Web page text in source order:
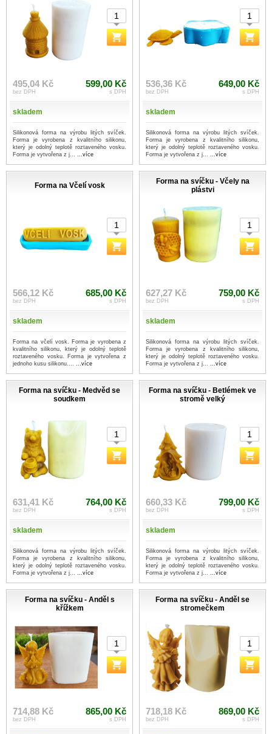
495,04 Kč
bez DPH
599,00 Kč
s DPH
skladem
Silikonová forma na výrobu litých svíček.
Forma je vyrobena z kvalitního silikonu,
který je odolný teplotě roztaveného vosku.
Forma je vytvořena z j... ...více
536,36 Kč
bez DPH
649,00 Kč
s DPH
skladem
Silikonová forma na výrobu litých svíček.
Forma je vyrobena z kvalitního silikonu,
který je odolný teplotě roztaveného vosku.
Forma je vytvořena z j... ...více
Forma na Včelí vosk
566,12 Kč
bez DPH
685,00 Kč
s DPH
skladem
Forma na včelí vosk. Forma je vyrobena z
kvalitního silikonu, který je odolný teplotě
roztaveného vosku. Forma je vytvořena z
jednoho kusu silikonu.... ...více
Forma na svíčku - Včely na
plástvi
627,27 Kč
bez DPH
759,00 Kč
s DPH
skladem
Silikonová forma na výrobu litých svíček.
Forma je vyrobena z kvalitního silikonu,
který je odolný teplotě roztaveného vosku.
Forma je vytvořena z j... ...více
Forma na svíčku - Medvěd se
soudkem
631,41 Kč
bez DPH
764,00 Kč
s DPH
skladem
Silikonová forma na výrobu litých svíček.
Forma je vyrobena z kvalitního silikonu,
který je odolný teplotě roztaveného vosku.
Forma je vytvořena z j... ...více
Forma na svíčku - Betlémek ve
stromě velký
660,33 Kč
bez DPH
799,00 Kč
s DPH
skladem
Silikonová forma na výrobu litých svíček.
Forma je vyrobena z kvalitního silikonu,
který je odolný teplotě roztaveného vosku.
Forma je vytvořena z j... ...více
Forma na svíčku - Anděl s
křížkem
714,88 Kč
bez DPH
865,00 Kč
s DPH
Forma na svíčku - Anděl se
stromečkem
718,18 Kč
bez DPH
869,00 Kč
s DPH